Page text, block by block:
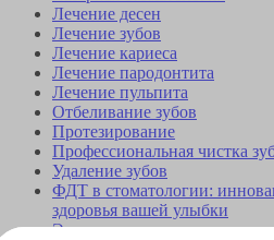
Лечение десен
Лечение зубов
Лечение кариеса
Лечение пародонтита
Лечение пульпита
Отбеливание зубов
Протезирование
Профессиональная чистка
Удаление зубов
ФДТ в стоматологии:
здоровья вашей улыбки
Эстетическая стоматология